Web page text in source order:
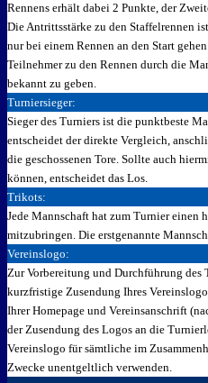
Rennens erhält dabei 2 Punkte, der
Die Antrittsstärke zu den Staffelrennen
nur bei einem Rennen an den Start
Teilnehmer zu den Rennen durch die
bekannt zu geben.
Turniersieger:
Sieger des Turniers ist die punktbeste
entscheidet der direkte Vergleich,
die geschossenen Tore. Sollte auch
können, entscheidet das Los.
Trikots:
Jede Mannschaft hat zum Turnier
mitzubringen. Die erstgenannte
Vereinslogo:
Zur Vorbereitung und Durchführung des
kurzfristige Zusendung Ihres
Ihrer Homepage und Vereinsanschrift
der Zusendung des Logos an die
Vereinslogo für sämtliche im
Zwecke unentgeltlich verwenden.